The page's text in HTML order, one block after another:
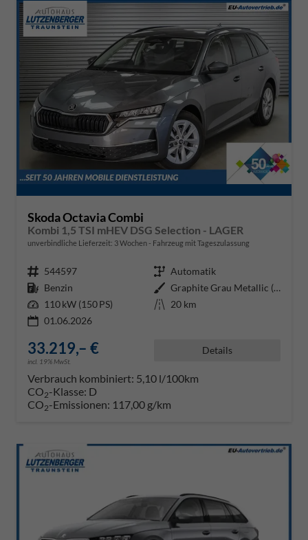
Skoda Octavia Combi
Kombi 1,5 TSI mHEV DSG Selection - LAGER
unverbindliche Lieferzeit: 3 Wochen Fahrzeug mit Tageszulassung
Fahrzeugnr. 544597 Getriebe Automatik
Kraftstoff Benzin Außenfarbe
Graphite Grau Metallic (5X)
Leistung 110 kW (150 PS) Kilometerstand 20 km
01.06.2026
33.219,– €
incl. 19% MwSt.
Details
Verbrauch kombiniert: 5,10 l/100km
CO2-Klasse: D
CO2-Emissionen: 117,00 g/km